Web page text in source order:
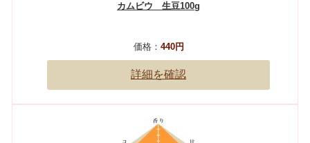
カムビウ 生豆100g
価格： 440円
詳細を確認